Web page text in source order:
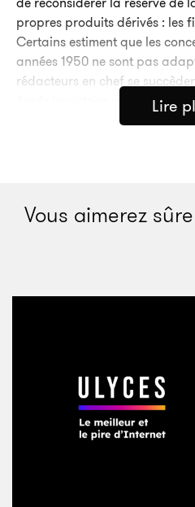
propres produits dérivés : les
Certains estiment que les
années 1950 ne sont pas
rédacteurs en chef se
Après la victoire des années
l’instabilité du projet des
jeune. En 1958, à l’âge de
écrivain établi. À son arrivée
orientation est plus
Lire
Vous aimerez